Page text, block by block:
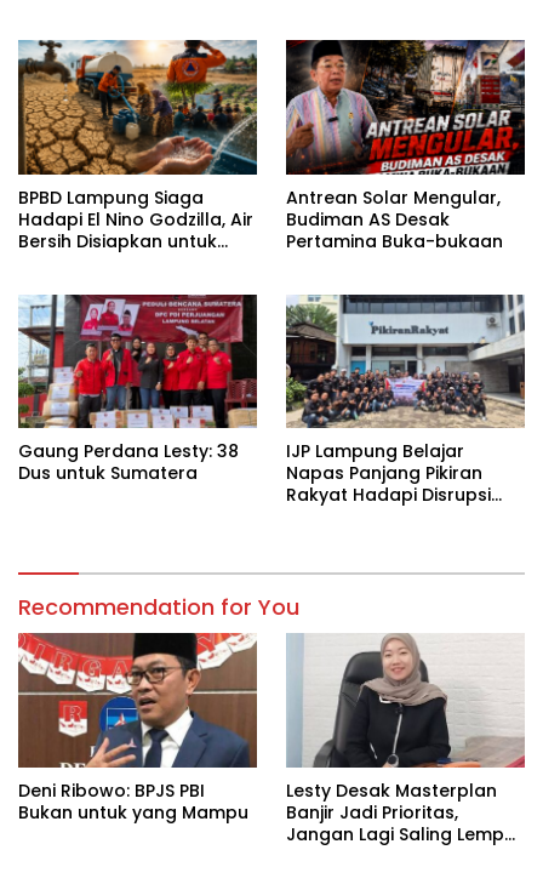
BPBD Lampung Siaga
Hadapi El Nino Godzilla, Air
Bersih Disiapkan untuk
Antrean Solar Mengular,
Budiman AS Desak
Pertamina Buka-bukaan
Gaung Perdana Lesty: 38
Dus untuk Sumatera
IJP Lampung Belajar
Napas Panjang Pikiran
Rakyat Hadapi Disrupsi
Recommendation for You
Deni Ribowo: BPJS PBI
Bukan untuk yang Mampu
Lesty Desak Masterplan
Banjir Jadi Prioritas,
Jangan Lagi Saling Lempar